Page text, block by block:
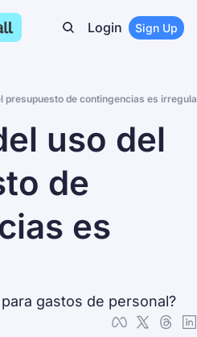
Login Sign Up
presupuesto de contingencias es
uso del
de
es
gastos de personal?